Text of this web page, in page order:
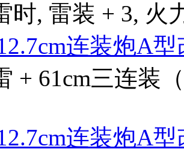
时, 雷装 + 3, 火
连装炮A型
+ 61cm三连装
连装炮A型